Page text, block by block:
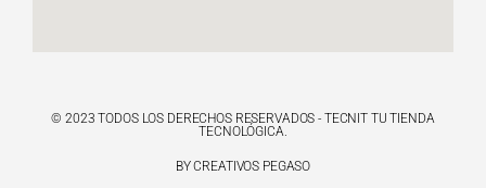
© 2023 TODOS LOS DERECHOS RESERVADOS - TECNIT TU TIENDA
TECNOLÓGICA.
BY CREATIVOS PEGASO